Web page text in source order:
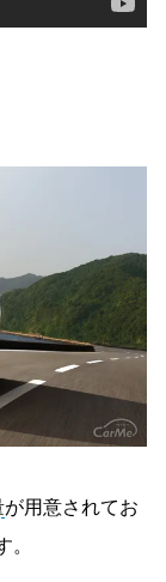
が用意されてお
。